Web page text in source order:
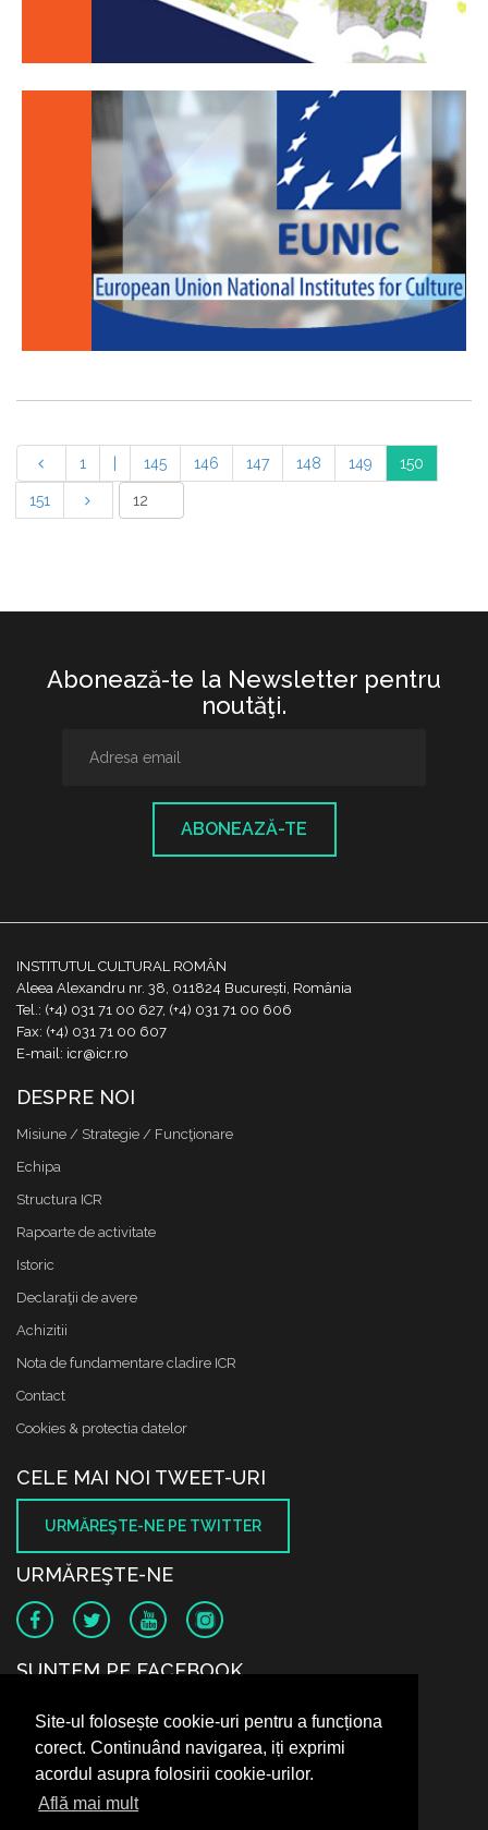
Site-ul folosește cookie-uri pentru a funcționa
corect. Continuând navigarea, iți exprimi
acordul asupra folosirii cookie-urilor.
Află mai mult
1 145 146 147 148 149 150
151
Abonează-te la Newsletter pentru
noutăţi.
ABONEAZĂ-TE
INSTITUTUL CULTURAL ROMÂN
Aleea Alexandru nr. 38, 011824 București, România
Tel.: (+4) 031 71 00 627, (+4) 031 71 00 606
Fax: (+4) 031 71 00 607
E-mail: icr@icr.ro
DESPRE NOI
Misiune / Strategie / Funcţionare
Echipa
Structura ICR
Rapoarte de activitate
Istoric
Declaraţii de avere
Achizitii
Nota de fundamentare cladire ICR
Contact
Cookies & protectia datelor
CELE MAI NOI TWEET-URI
URMĂREŞTE-NE PE TWITTER
URMĂREŞTE-NE
SUNTEM PE FACEBOOK